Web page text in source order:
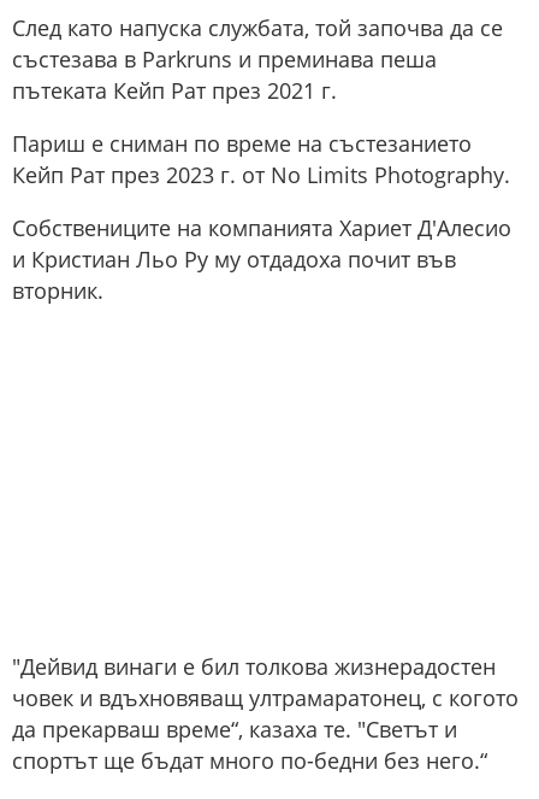
След като напуска службата, той започва да се
състезава в Parkruns и преминава пеша
пътеката Кейп Рат през 2021 г.
Париш е сниман по време на състезанието
Кейп Рат през 2023 г. от No Limits Photography.
Собствениците на компанията Хариет Д'Алесио
и Кристиан Льо Ру му отдадоха почит във
вторник.
"Дейвид винаги е бил толкова жизнерадостен
човек и вдъхновяващ ултрамаратонец, с когото
да прекарваш време“, казаха те. "Светът и
спортът ще бъдат много по-бедни без него.“